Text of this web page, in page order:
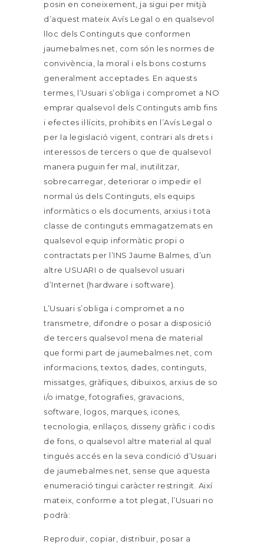
posin en coneixement, ja sigui per mitjà
d’aquest mateix Avís Legal o en qualsevol
lloc dels Continguts que conformen
jaumebalmes.net, com són les normes de
convivència, la moral i els bons costums
generalment acceptades. En aquests
termes, l’Usuari s’obliga i compromet a NO
emprar qualsevol dels Continguts amb fins
i efectes il·lícits, prohibits en l’Avís Legal o
per la legislació vigent, contrari als drets i
interessos de tercers o que de qualsevol
manera puguin fer mal, inutilitzar,
sobrecarregar, deteriorar o impedir el
normal ús dels Continguts, els equips
informàtics o els documents, arxius i tota
classe de continguts emmagatzemats en
qualsevol equip informàtic propi o
contractats per l’INS Jaume Balmes, d’un
altre USUARI o de qualsevol usuari
d’Internet (hardware i software).
L’Usuari s’obliga i compromet a no
transmetre, difondre o posar a disposició
de tercers qualsevol mena de material
que formi part de jaumebalmes.net, com
informacions, textos, dades, continguts,
missatges, gràfiques, dibuixos, arxius de so
i/o imatge, fotografies, gravacions,
software, logos, marques, icones,
tecnologia, enllaços, disseny gràfic i codis
de fons, o qualsevol altre material al qual
tingués accés en la seva condició d’Usuari
de jaumebalmes.net, sense que aquesta
enumeració tingui caràcter restringit. Així
mateix, conforme a tot plegat, l’Usuari no
podrà:
Reproduir, copiar, distribuir, posar a